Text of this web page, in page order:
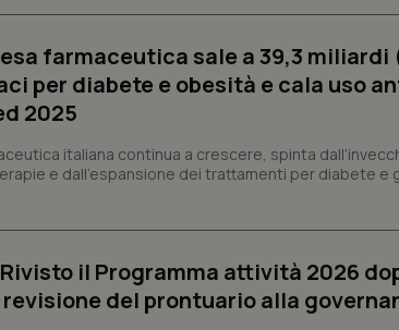
farmaceutica sale a 39,3 miliardi
per diabete e obesità e cala uso
2025
italiana continua a crescere, spinta
e dall'espansione dei trattamenti per diabete e
il Programma attività 2026
revisione del prontuario alla
2
tracking-sites-ironfish-
session-id
www.quotidianosanita.it
2
_ga
PHPSESSID
PHP.net
www.quotidianosanita.it